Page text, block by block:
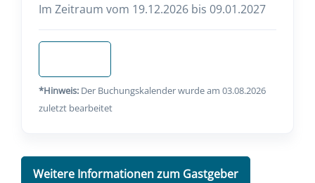
Im Zeitraum vom 19.12.2026 bis 09.01.2027
*Hinweis: Der Buchungskalender wurde am 03.08.2026
zuletzt bearbeitet
Weitere Informationen zum Gastgeber